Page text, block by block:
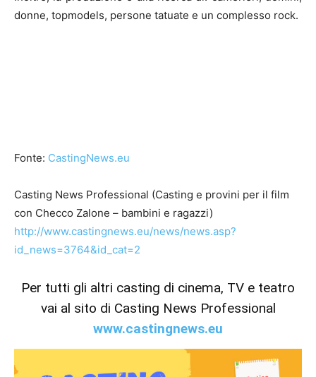
donne, topmodels, persone tatuate e un complesso rock.
Fonte: CastingNews.eu
Casting News Professional (Casting e provini per il film
con Checco Zalone – bambini e ragazzi)
http://www.castingnews.eu/news/news.asp?
id_news=3764&id_cat=2
Per tutti gli altri casting di cinema, TV e teatro
vai al sito di Casting News Professional
www.castingnews.eu